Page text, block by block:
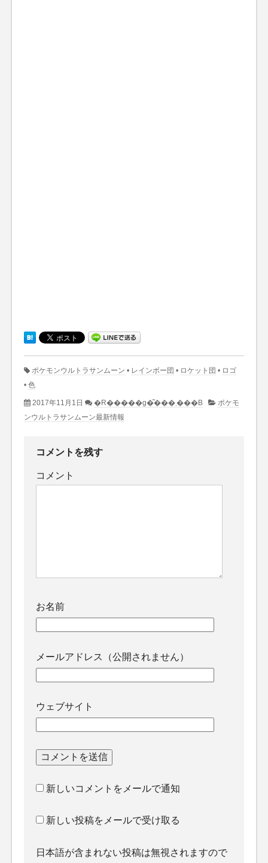
ポケモンウルトラサンムーン • レインボー団 • ロケット団 • ロゴ
• 色
2017年11月1日 �R�����g�͂���܂���B
ポケモ
ンウルトラサンムーン最新情報
コメントを残す
コメント
お名前
メールアドレス（公開されません）
ウェブサイト
新しいコメントをメールで通知
新しい投稿をメールで受け取る
日本語が含まれない投稿は無視されますので